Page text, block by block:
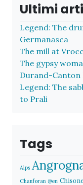
Ultimi
Legend: The
Germanasca
The mill at
The gypsy
Durand-Canton
Legend: The
to Prali
Tags
Alps
Chanforan @en